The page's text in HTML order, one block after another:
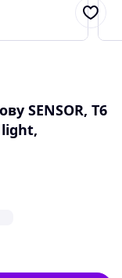
SENSOR, T6
light,